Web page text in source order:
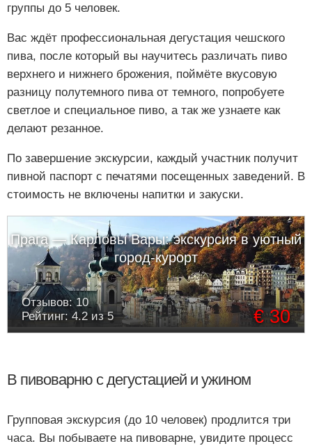
группы до 5 человек.
Вас ждёт профессиональная дегустация чешского
пива, после который вы научитесь различать пиво
верхнего и нижнего брожения, поймёте вкусовую
разницу полутемного пива от темного, попробуете
светлое и специальное пиво, а так же узнаете как
делают резанное.
По завершение экскурсии, каждый участник получит
пивной паспорт с печатями посещенных заведений. В
стоимость не включены напитки и закуски.
Прага — Карловы Вары: экскурсия в уютный
город-курорт
€ 30
Отзывов: 10
Рейтинг: 4.2 из 5
В пивоварню с дегустацией и ужином
Групповая экскурсия (до 10 человек) продлится три
часа. Вы побываете на пивоварне, увидите процесс